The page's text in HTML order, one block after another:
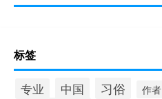
标签
专业 中国 习俗 作者